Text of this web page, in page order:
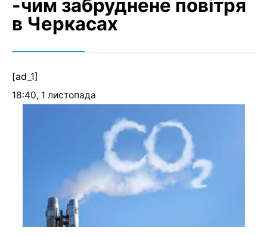
-чим забруднене повітря
в Черкасах
[ad_1]
18:40, 1 листопада